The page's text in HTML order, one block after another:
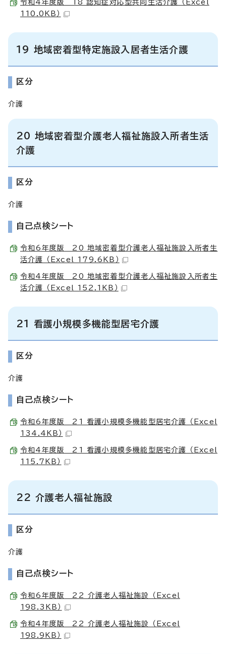
令和4年度版 18 認知症対応型共同生活介護 （Excel
110.0KB）
19 地域密着型特定施設入居者生活介護
区分
介護
20 地域密着型介護老人福祉施設入所者生活
介護
区分
介護
自己点検シート
令和6年度版 20 地域密着型介護老人福祉施設入所者生
活介護 （Excel 179.6KB）
令和4年度版 20 地域密着型介護老人福祉施設入所者生
活介護 （Excel 152.1KB）
21 看護小規模多機能型居宅介護
区分
介護
自己点検シート
令和6年度版 21 看護小規模多機能型居宅介護 （Excel
134.4KB）
令和4年度版 21 看護小規模多機能型居宅介護 （Excel
115.7KB）
22 介護老人福祉施設
区分
介護
自己点検シート
令和6年度版 22 介護老人福祉施設 （Excel
198.3KB）
令和4年度版 22 介護老人福祉施設 （Excel
198.9KB）